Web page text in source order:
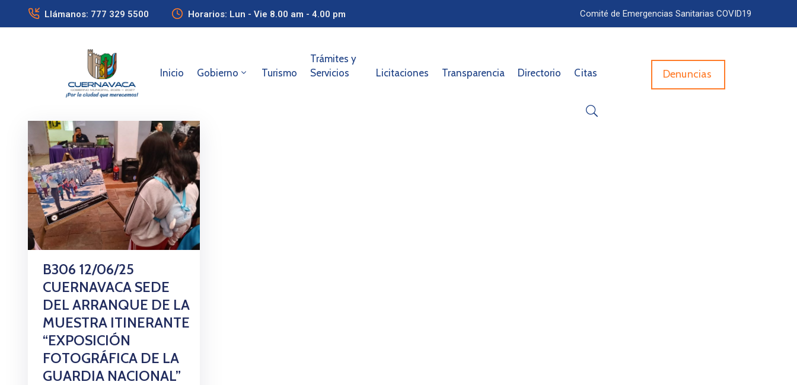
Llámanos: 777 329 5500 Horarios: Lun - Vie 8.00 am - 4.00 pm Comité de Emergencias Sanitarias COVID19
Inicio Gobierno Turismo
Trámites y
Servicios
Licitaciones Transparencia Directorio Citas Denuncias
B306 12/06/25
CUERNAVACA SEDE
DEL ARRANQUE DE LA
MUESTRA ITINERANTE
“EXPOSICIÓN
FOTOGRÁFICA DE LA
GUARDIA NACIONAL”